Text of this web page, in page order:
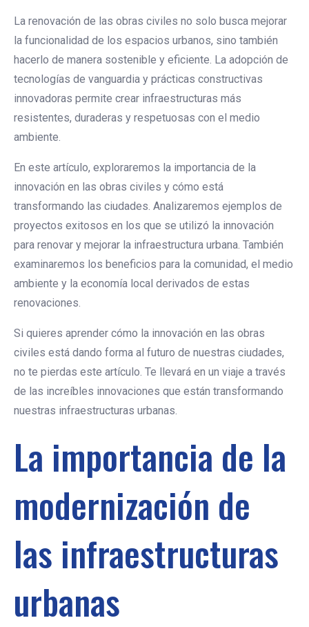
La renovación de las obras civiles no solo busca mejorar
la funcionalidad de los espacios urbanos, sino también
hacerlo de manera sostenible y eficiente. La adopción de
tecnologías de vanguardia y prácticas constructivas
innovadoras permite crear infraestructuras más
resistentes, duraderas y respetuosas con el medio
ambiente.
En este artículo, exploraremos la importancia de la
innovación en las obras civiles y cómo está
transformando las ciudades. Analizaremos ejemplos de
proyectos exitosos en los que se utilizó la innovación
para renovar y mejorar la infraestructura urbana. También
examinaremos los beneficios para la comunidad, el medio
ambiente y la economía local derivados de estas
renovaciones.
Si quieres aprender cómo la innovación en las obras
civiles está dando forma al futuro de nuestras ciudades,
no te pierdas este artículo. Te llevará en un viaje a través
de las increíbles innovaciones que están transformando
nuestras infraestructuras urbanas.
La importancia de la
modernización de
las infraestructuras
urbanas